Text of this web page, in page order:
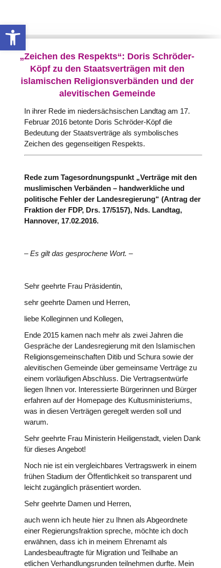
Werkzeugleiste öffnen
„Zeichen des Respekts“: Doris Schröder-
Köpf zu den Staatsverträgen mit den
islamischen Religionsverbänden und der
alevitischen Gemeinde
In ihrer Rede im niedersächsischen Landtag am 17.
Februar 2016 betonte Doris Schröder-Köpf die
Bedeutung der Staatsverträge als symbolisches
Zeichen des gegenseitigen Respekts.
Rede zum Tagesordnungspunkt „Verträge mit den
muslimischen Verbänden – handwerkliche und
politische Fehler der Landesregierung“ (Antrag der
Fraktion der FDP, Drs. 17/5157), Nds. Landtag,
Hannover, 17.02.2016.
– Es gilt das gesprochene Wort. –
Sehr geehrte Frau Präsidentin,
sehr geehrte Damen und Herren,
liebe Kolleginnen und Kollegen,
Ende 2015 kamen nach mehr als zwei Jahren die
Gespräche der Landesregierung mit den Islamischen
Religionsgemeinschaften Ditib und Schura sowie der
alevitischen Gemeinde über gemeinsame Verträge zu
einem vorläufigen Abschluss. Die Vertragsentwürfe
liegen Ihnen vor. Interessierte Bürgerinnen und Bürger
erfahren auf der Homepage des Kultusministeriums,
was in diesen Verträgen geregelt werden soll und
warum.
Sehr geehrte Frau Ministerin Heiligenstadt, vielen Dank
für dieses Angebot!
Noch nie ist ein vergleichbares Vertragswerk in einem
frühen Stadium der Öffentlichkeit so transparent und
leicht zugänglich präsentiert worden.
Sehr geehrte Damen und Herren,
auch wenn ich heute hier zu Ihnen als Abgeordnete
einer Regierungsfraktion spreche, möchte ich doch
erwähnen, dass ich in meinem Ehrenamt als
Landesbeauftragte für Migration und Teilhabe an
etlichen Verhandlungsrunden teilnehmen durfte. Mein